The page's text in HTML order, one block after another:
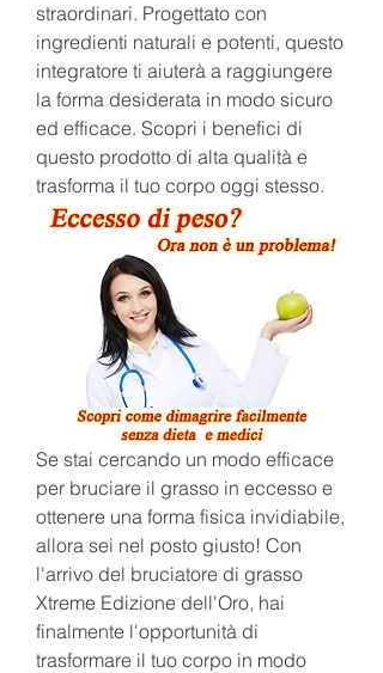
straordinari. Progettato con
ingredienti naturali e potenti, questo
integratore ti aiuterà a raggiungere
la forma desiderata in modo sicuro
ed efficace. Scopri i benefici di
questo prodotto di alta qualità e
trasforma il tuo corpo oggi stesso.
Se stai cercando un modo efficace
per bruciare il grasso in eccesso e
ottenere una forma fisica invidiabile,
allora sei nel posto giusto! Con
l'arrivo del bruciatore di grasso
Xtreme Edizione dell'Oro, hai
finalmente l'opportunità di
trasformare il tuo corpo in modo